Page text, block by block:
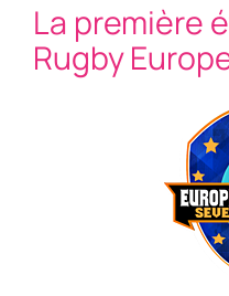
La première
Rugby